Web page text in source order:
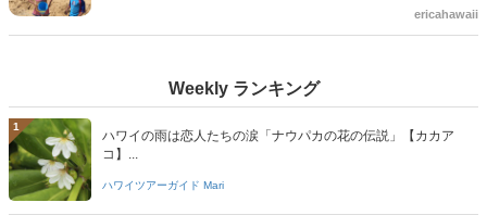
ericahawaii
Weekly ランキング
1
ハワイの雨は恋人たちの涙「ナウパカの花の伝説」【カカア
コ】...
ハワイツアーガイド Mari